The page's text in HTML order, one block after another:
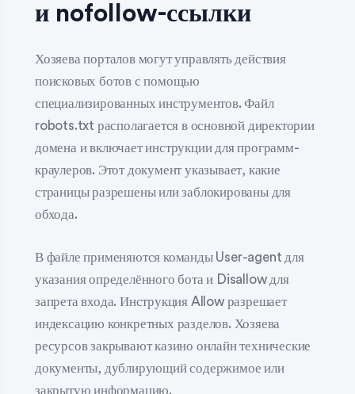
и nofollow-ссылки
Хозяева порталов могут управлять действия
поисковых ботов с помощью
специализированных инструментов. Файл
robots.txt располагается в основной директории
домена и включает инструкции для программ-
краулеров. Этот документ указывает, какие
страницы разрешены или заблокированы для
обхода.
В файле применяются команды User-agent для
указания определённого бота и Disallow для
запрета входа. Инструкция Allow разрешает
индексацию конкретных разделов. Хозяева
ресурсов закрывают казино онлайн технические
документы, дублирующий содержимое или
закрытую информацию.